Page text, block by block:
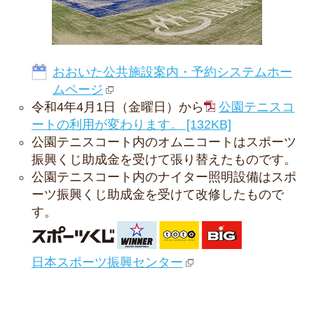
おおいた公共施設案内・予約システムホー
ムページ
令和4年4月1日（金曜日）から
公園テニスコ
ートの利用が変わります。 [132KB]
公園テニスコート内のオムニコートはスポーツ
振興くじ助成金を受けて張り替えたものです。
公園テニスコート内のナイター照明設備はスポ
ーツ振興くじ助成金を受けて改修したもので
す。
日本スポーツ振興センター